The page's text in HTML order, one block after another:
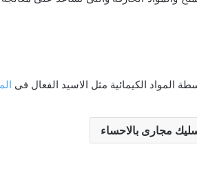
الكيمائية مثل الاسيد الفعال فى
مجارى بالاحساء